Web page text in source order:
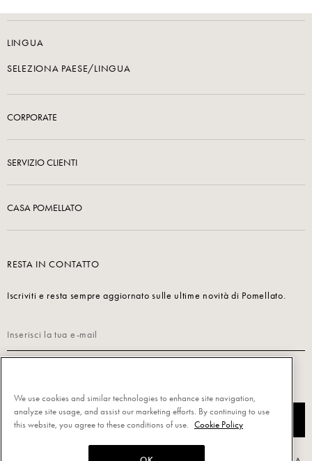
LINGUA
SELEZIONA PAESE/LINGUA
CORPORATE
SERVIZIO CLIENTI
CASA POMELLATO
RESTA IN CONTATTO
Iscriviti e resta sempre aggiornato sulle ultime novità di Pomellato.
ISCRIVITI
We use cookies and similar technologies to enhance site navigation,
analyze site usage, and assist our marketing efforts. By continuing to use
this website, you agree to these conditions of use.
Cookie Policy